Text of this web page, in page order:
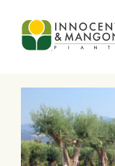
Skip to main content